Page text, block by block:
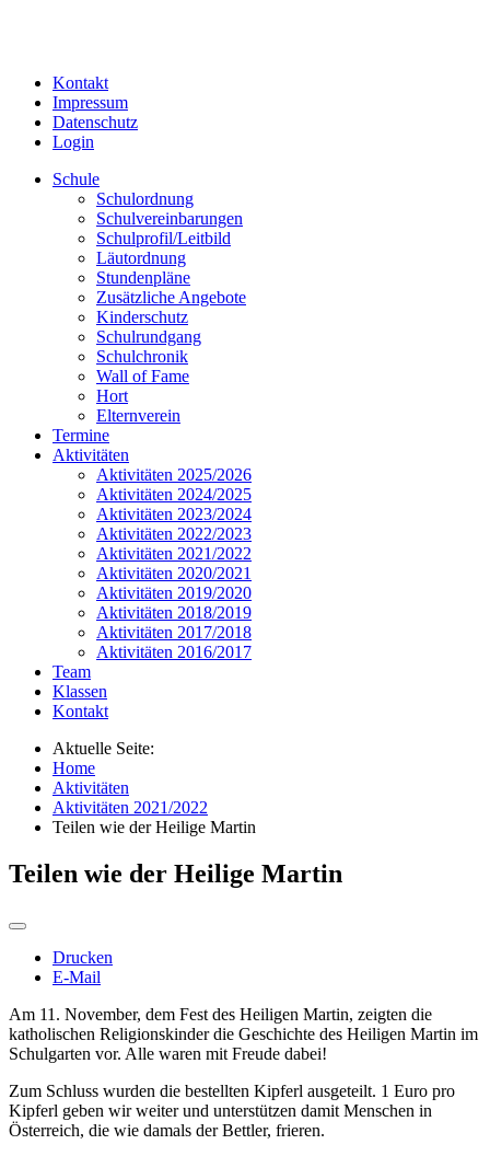
Kontakt
Impressum
Datenschutz
Login
Schule
Schulordnung
Schulvereinbarungen
Schulprofil/Leitbild
Läutordnung
Stundenpläne
Zusätzliche Angebote
Kinderschutz
Schulrundgang
Schulchronik
Wall of Fame
Hort
Elternverein
Termine
Aktivitäten
Aktivitäten 2025/2026
Aktivitäten 2024/2025
Aktivitäten 2023/2024
Aktivitäten 2022/2023
Aktivitäten 2021/2022
Aktivitäten 2020/2021
Aktivitäten 2019/2020
Aktivitäten 2018/2019
Aktivitäten 2017/2018
Aktivitäten 2016/2017
Team
Klassen
Kontakt
Aktuelle Seite:
Home
Aktivitäten
Aktivitäten 2021/2022
Teilen wie der Heilige Martin
Teilen wie der Heilige Martin
Drucken
E-Mail
Am 11. November, dem Fest des Heiligen Martin, zeigten die
katholischen Religionskinder die Geschichte des Heiligen Martin im
Schulgarten vor. Alle waren mit Freude dabei!
Zum Schluss wurden die bestellten Kipferl ausgeteilt. 1 Euro pro
Kipferl geben wir weiter und unterstützen damit Menschen in
Österreich, die wie damals der Bettler, frieren.